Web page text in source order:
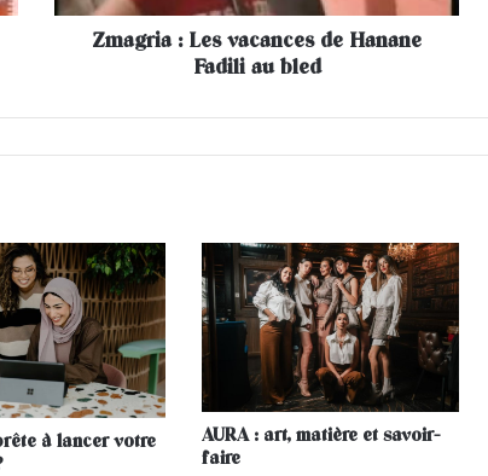
L
a
e
s
d
e
H
a
n
a
n
Zmagria : Les vacances de Hanane
Fadili au bled
à lancer votre
AURA : art, matière et savoir-
faire